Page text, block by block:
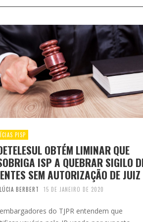
PISP
OBTÉM LIMINAR QUE
ISP A QUEBRAR SIGILO
SEM AUTORIZAÇÃO DE JUIZ
LÚCIA BERBERT 15 DE JANEIRO DE 2020
do TJPR entendem que